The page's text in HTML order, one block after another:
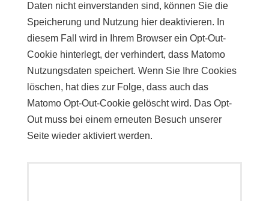
Daten nicht einverstanden sind, können Sie die
Speicherung und Nutzung hier deaktivieren. In
diesem Fall wird in Ihrem Browser ein Opt-Out-
Cookie hinterlegt, der verhindert, dass Matomo
Nutzungsdaten speichert. Wenn Sie Ihre Cookies
löschen, hat dies zur Folge, dass auch das
Matomo Opt-Out-Cookie gelöscht wird. Das Opt-
Out muss bei einem erneuten Besuch unserer
Seite wieder aktiviert werden.